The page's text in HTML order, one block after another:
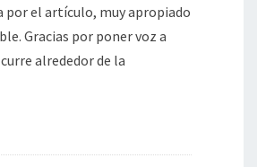
por el artículo, muy apropiado
Gracias por poner voz a
alrededor de la